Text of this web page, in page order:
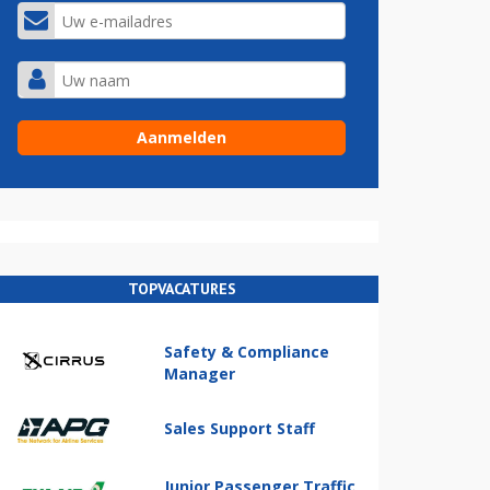
TOPVACATURES
Safety & Compliance
Manager
Sales Support Staff